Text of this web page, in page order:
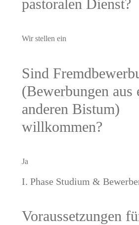
pastoralen Dienst?
Wir stellen ein
Sind
(Bewerbungen aus
anderen Bistum)
willkommen?
Ja
I. Phase Studium &
Voraussetzungen